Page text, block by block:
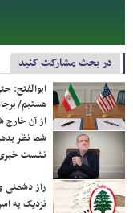
در بحث مشارکت کنید
ابوالفتح:
هستیم/
از آن خارج
شما نظر
نشست خبری
راز دشمنی
نزدیک به